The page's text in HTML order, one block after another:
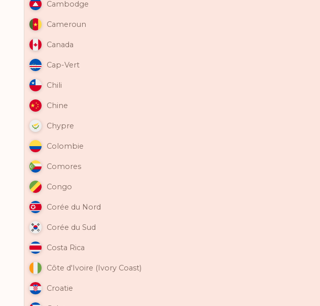
Cambodge
Cameroun
Canada
Cap-Vert
Chili
Chine
Chypre
Colombie
Comores
Congo
Corée du Nord
Corée du Sud
Costa Rica
Côte d'Ivoire (Ivory Coast)
Croatie